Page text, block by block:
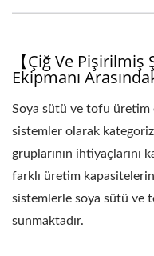
SOYA
SOYA
【Çiğ Ve
Ekipmanı
Soya sütü ve tofu üretim
sistemler olarak
gruplarının ihtiyaçlarını
farklı üretim
sistemlerle soya sütü ve
sunmaktadır.